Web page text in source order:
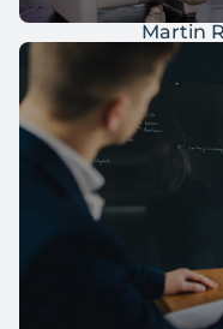
Martin